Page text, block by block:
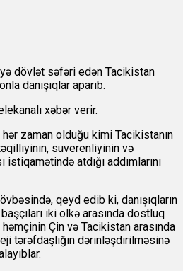
dövlət səfəri edən Tacikistan
danışıqlar aparıb.
xəbər verir.
zaman olduğu kimi Tacikistanın
suverenliyinin və
atdığı addımlarını
qeyd edib ki, danışıqların
iki ölkə arasında dostluq
Çin və Tacikistan arasında
tərəfdaşlığın dərinləşdirilməsinə